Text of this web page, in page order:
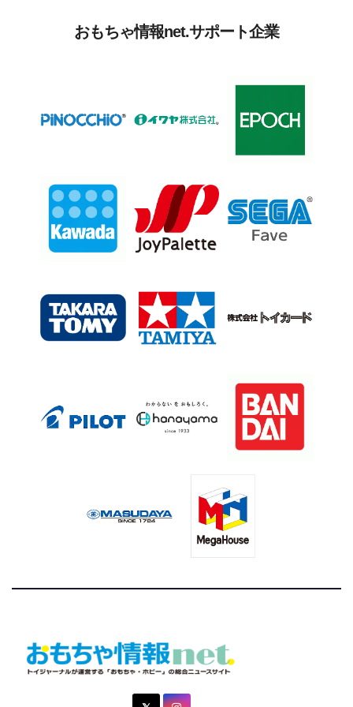
おもちゃ情報net.サポート企業